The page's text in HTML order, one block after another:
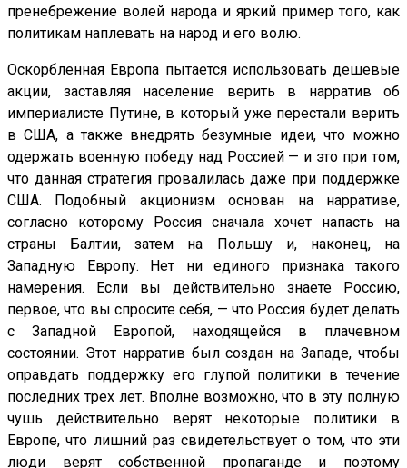
пренебрежение волей народа и яркий пример того, как
политикам наплевать на народ и его волю.
Оскорбленная Европа пытается использовать дешевые
акции, заставляя население верить в нарратив об
империалисте Путине, в который уже перестали верить
в США, а также внедрять безумные идеи, что можно
одержать военную победу над Россией — и это при том,
что данная стратегия провалилась даже при поддержке
США. Подобный акционизм основан на нарративе,
согласно которому Россия сначала хочет напасть на
страны Балтии, затем на Польшу и, наконец, на
Западную Европу. Нет ни единого признака такого
намерения. Если вы действительно знаете Россию,
первое, что вы спросите себя, — что Россия будет делать
с Западной Европой, находящейся в плачевном
состоянии. Этот нарратив был создан на Западе, чтобы
оправдать поддержку его глупой политики в течение
последних трех лет. Вполне возможно, что в эту полную
чушь действительно верят некоторые политики в
Европе, что лишний раз свидетельствует о том, что эти
люди верят собственной пропаганде и поэтому